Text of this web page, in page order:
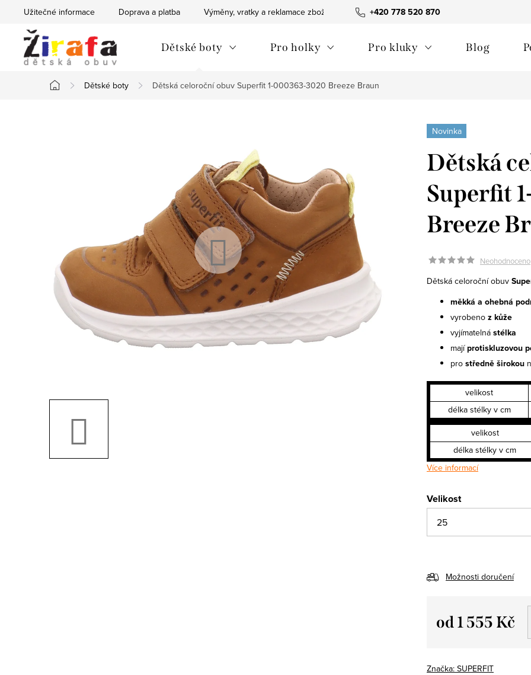
obsah
+420 778 520 870
Užitečné informace Doprava a platba Výměny, vratky a reklamace zboží Obchodní podmínky
Dětské boty Pro holky Pro kluky Blog
Domů
Dětské boty Dětská celoroční obuv Superfit 1-000363-3020 Breeze Braun
Novinka
Dětská
Superfit
Breeze
Neohodnoceno
Dětská celoroční obuv
měkká a ohebná
vyrobeno z kůže
vyjímatelná stélka
majíprotiskluzovou
pro středně širokou
velikost
délka stélky v cm
velikost
délka stélky v cm
Více informací
Velikost
Možnosti doručení
od1 555 Kč
Značka: SUPERFIT